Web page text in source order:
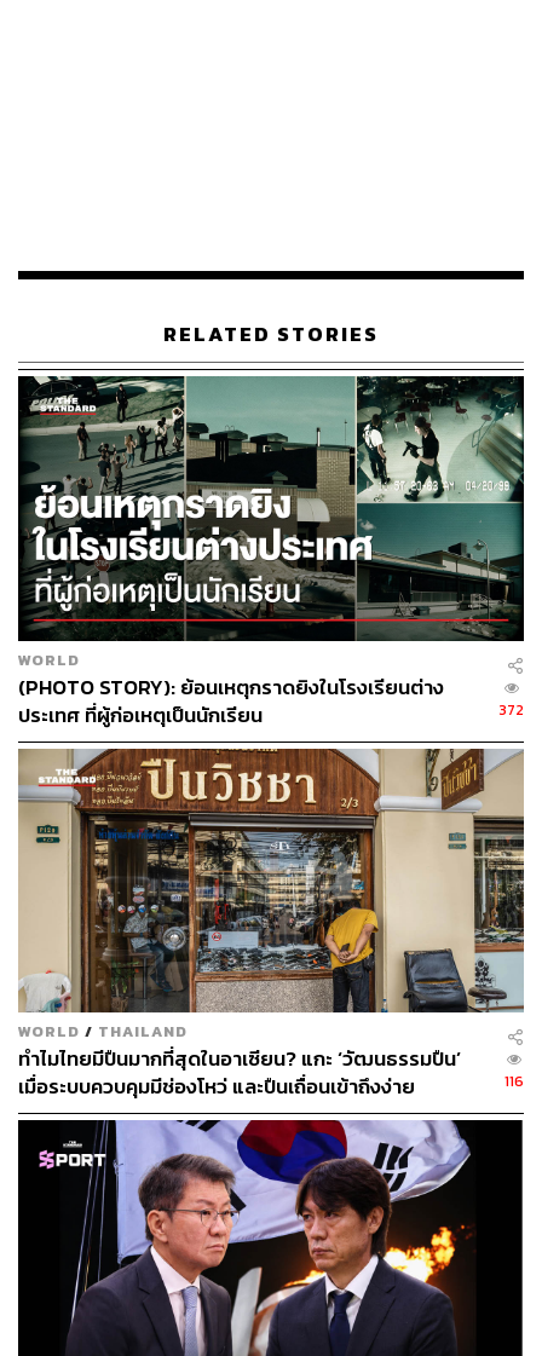
RELATED STORIES
WORLD
(PHOTO STORY): ย้อนเหตุกราดยิงในโรงเรียนต่าง
ประเทศ ที่ผู้ก่อเหตุเป็นนักเรียน
372
WORLD / THAILAND
ทำไมไทยมีปืนมากที่สุดในอาเซียน? แกะ ‘วัฒนธรรมปืน’
เมื่อระบบควบคุมมีช่องโหว่ และปืนเถื่อนเข้าถึงง่าย
116